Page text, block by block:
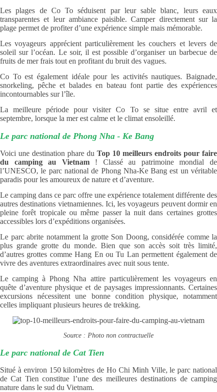
Les plages de Co To séduisent par leur sable blanc, leurs eaux
transparentes et leur ambiance paisible. Camper directement sur la
plage permet de profiter d’une expérience simple mais mémorable.
Les voyageurs apprécient particulièrement les couchers et levers de
soleil sur l’océan. Le soir, il est possible d’organiser un barbecue de
fruits de mer frais tout en profitant du bruit des vagues.
Co To est également idéale pour les activités nautiques. Baignade,
snorkeling, pêche et balades en bateau font partie des expériences
incontournables sur l’île.
La meilleure période pour visiter Co To se situe entre avril et
septembre, lorsque la mer est calme et le climat ensoleillé.
Le parc national de Phong Nha - Ke Bang
Voici une destination phare du Top 10 meilleurs endroits pour faire
du camping au Vietnam! Classé au patrimoine mondial de
l’UNESCO, le parc national de Phong Nha-Ke Bang est un véritable
paradis pour les amoureux de nature et d’aventure.
Le camping dans ce parc offre une expérience totalement différente des
autres destinations vietnamiennes. Ici, les voyageurs peuvent dormir en
pleine forêt tropicale ou même passer la nuit dans certaines grottes
accessibles lors d’expéditions organisées.
Le parc abrite notamment la grotte Son Doong, considérée comme la
plus grande grotte du monde. Bien que son accès soit très limité,
d’autres grottes comme Hang En ou Tu Lan permettent également de
vivre des aventures extraordinaires avec nuit sous tente.
Le camping à Phong Nha attire particulièrement les voyageurs en
quête d’aventure physique et de paysages impressionnants. Certaines
excursions nécessitent une bonne condition physique, notamment
celles impliquant plusieurs heures de trekking.
Source : Photo non contractuelle
Le parc national de Cat Tien
Situé à environ 150 kilomètres de Ho Chi Minh Ville, le parc national
de Cat Tien constitue l’une des meilleures destinations de camping
nature dans le sud du Vietnam.